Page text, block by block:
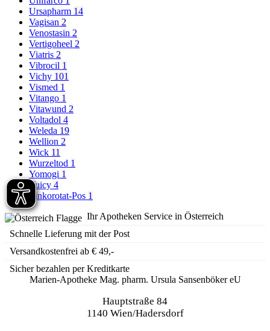
Ursapharm 14
Vagisan 2
Venostasin 2
Vertigoheel 2
Viatris 2
Vibrocil 1
Vichy 101
Vismed 1
Vitango 1
Vitawund 2
Voltadol 4
Weleda 19
Wellion 2
Wick 11
Wurzeltod 1
Yomogi 1
Yuicy 4
Zinkorotat-Pos 1
Ihr Apotheken Service in Österreich
Schnelle Lieferung mit der Post
Versandkostenfrei ab € 49,-
Sicher bezahlen per Kreditkarte
Marien-Apotheke Mag. pharm. Ursula Sansenböker eU
Hauptstraße 84
1140 Wien/Hadersdorf